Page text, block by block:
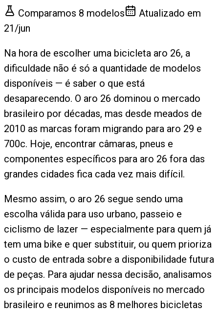
Comparamos 8 modelos
Atualizado em
21/jun
Na hora de escolher uma bicicleta aro 26, a
dificuldade não é só a quantidade de modelos
disponíveis — é saber o que está
desaparecendo. O aro 26 dominou o mercado
brasileiro por décadas, mas desde meados de
2010 as marcas foram migrando para aro 29 e
700c. Hoje, encontrar câmaras, pneus e
componentes específicos para aro 26 fora das
grandes cidades fica cada vez mais difícil.
Mesmo assim, o aro 26 segue sendo uma
escolha válida para uso urbano, passeio e
ciclismo de lazer — especialmente para quem já
tem uma bike e quer substituir, ou quem prioriza
o custo de entrada sobre a disponibilidade futura
de peças. Para ajudar nessa decisão, analisamos
os principais modelos disponíveis no mercado
brasileiro e reunimos as 8 melhores bicicletas